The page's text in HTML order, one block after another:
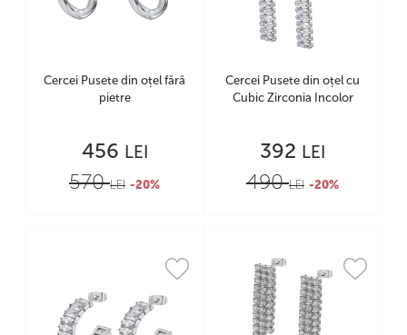
Cercei Pusete din oțel fără
pietre
456 LEI
570LEI -20%
Cercei Pusete din oțel cu
Cubic Zirconia Incolor
392 LEI
490LEI -20%